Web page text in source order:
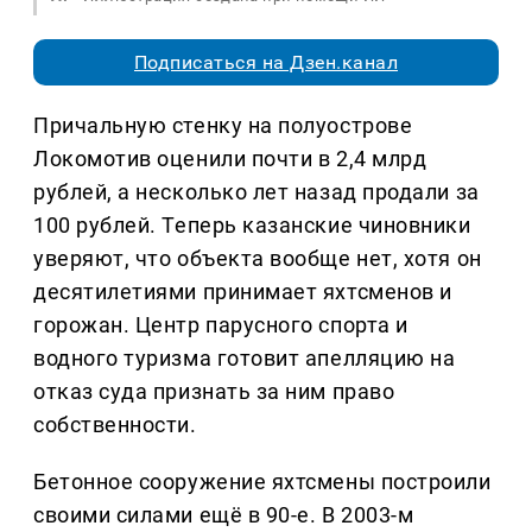
Подписаться на Дзен.канал
Причальную стенку на полуострове
Локомотив оценили почти в 2,4 млрд
рублей, а несколько лет назад продали за
100 рублей. Теперь казанские чиновники
уверяют, что объекта вообще нет, хотя он
десятилетиями принимает яхтсменов и
горожан. Центр парусного спорта и
водного туризма готовит апелляцию на
отказ суда признать за ним право
собственности.
Бетонное сооружение яхтсмены построили
своими силами ещё в 90-е. В 2003-м